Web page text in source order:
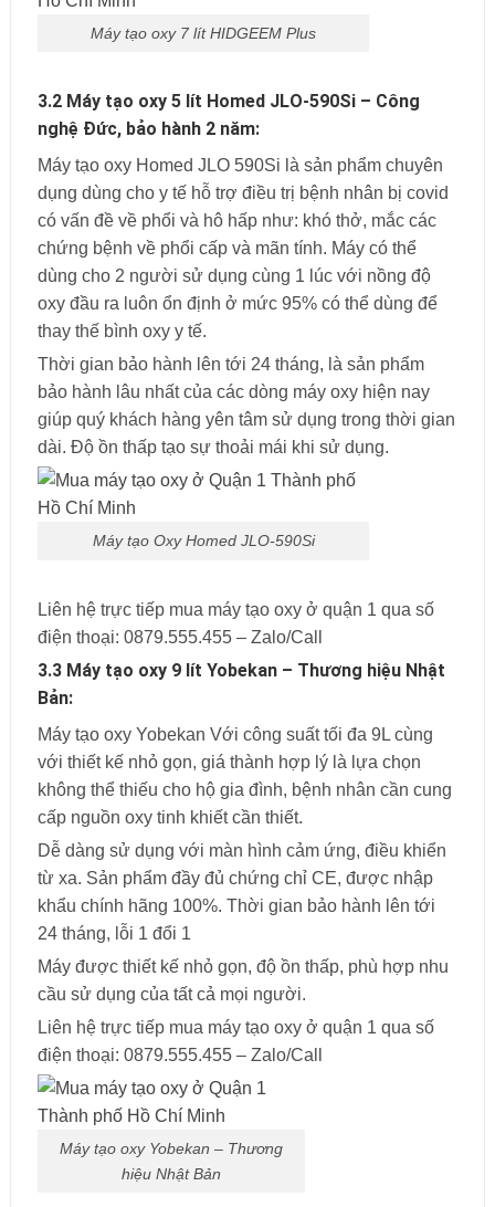
Máy tạo oxy 7 lít HIDGEEM Plus
3.2 Máy tạo oxy 5 lít Homed JLO-590Si – Công
nghệ Đức, bảo hành 2 năm:
Máy tạo oxy Homed JLO 590Si là sản phẩm chuyên
dụng dùng cho y tế hỗ trợ điều trị bệnh nhân bị covid
có vấn đề về phổi và hô hấp như: khó thở, mắc các
chứng bệnh về phổi cấp và mãn tính. Máy có thể
dùng cho 2 người sử dụng cùng 1 lúc với nồng độ
oxy đầu ra luôn ổn định ở mức 95% có thể dùng để
thay thế bình oxy y tế.
Thời gian bảo hành lên tới 24 tháng, là sản phẩm
bảo hành lâu nhất của các dòng máy oxy hiện nay
giúp quý khách hàng yên tâm sử dụng trong thời gian
dài. Độ ồn thấp tạo sự thoải mái khi sử dụng.
Máy tạo Oxy Homed JLO-590Si
Liên hệ trực tiếp mua máy tạo oxy ở quận 1 qua số
điện thoại: 0879.555.455 – Zalo/Call
3.3 Máy tạo oxy 9 lít Yobekan – Thương hiệu Nhật
Bản:
Máy tạo oxy Yobekan Với công suất tối đa 9L cùng
với thiết kế nhỏ gọn, giá thành hợp lý là lựa chọn
không thể thiếu cho hộ gia đình, bệnh nhân cần cung
cấp nguồn oxy tinh khiết cần thiết.
Dễ dàng sử dụng với màn hình cảm ứng, điều khiển
từ xa. Sản phẩm đầy đủ chứng chỉ CE, được nhập
khẩu chính hãng 100%. Thời gian bảo hành lên tới
24 tháng, lỗi 1 đổi 1
Máy được thiết kế nhỏ gọn, độ ồn thấp, phù hợp nhu
cầu sử dụng của tất cả mọi người.
Liên hệ trực tiếp mua máy tạo oxy ở quận 1 qua số
điện thoại: 0879.555.455 – Zalo/Call
Máy tạo oxy Yobekan – Thương
hiệu Nhật Bản